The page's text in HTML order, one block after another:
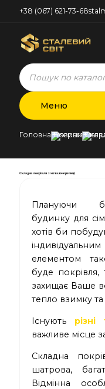
+38 (067) 621-73-68
Products
search
Меню
Головна Новини
Складна покрівля з металочерепиці
Плануючи
будинку для
хотів би
елементом
буде
захищає Ваше
тепло взимку та
Існують різні
важливе місце
Складна
шатрова,
Відмінна